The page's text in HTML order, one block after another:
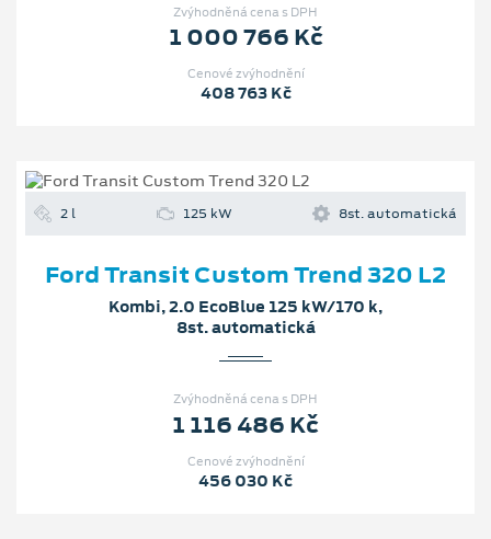
Zvýhodněná cena s DPH
1 000 766 Kč
Cenové zvýhodnění
408 763 Kč
2 l 125 kW 8st. automatická
Ford Transit Custom Trend 320 L2
Kombi, 2.0 EcoBlue 125 kW/170 k,
8st. automatická
Zvýhodněná cena s DPH
1 116 486 Kč
Cenové zvýhodnění
456 030 Kč